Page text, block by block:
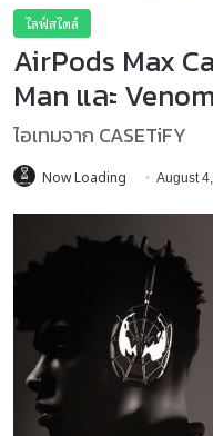
ไลฟ์สไตล์
AirPods Max
Man และ Venom
ไอเทมจาก CASETiFY
Now Loading August